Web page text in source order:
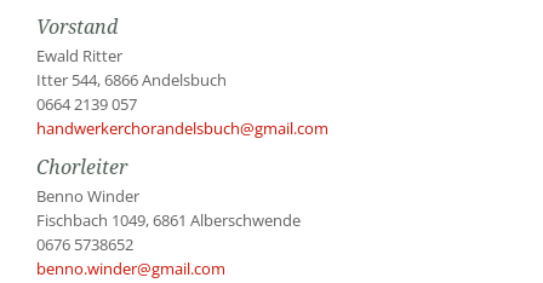
Ewald Ritter
Itter 544, 6866 Andelsbuch
0664 2139 057
handwerkerchorandelsbuch@gmail.com
Benno Winder
Fischbach 1049, 6861 Alberschwende
0676 5738652
benno.winder@gmail.com